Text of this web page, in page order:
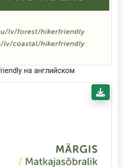
на английском